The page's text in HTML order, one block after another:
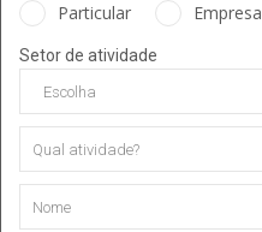
Particular Empresa
Setor de atividade